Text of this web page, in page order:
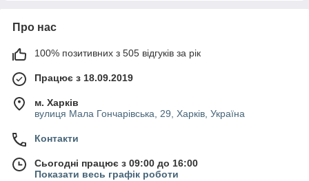
Про нас
100% позитивних з 505 відгуків за рік
Працює з 18.09.2019
м. Харків
вулиця Мала Гончарівська, 29, Харків, Україна
Контакти
Сьогодні працює з 09:00 до 16:00
Показати весь графік роботи